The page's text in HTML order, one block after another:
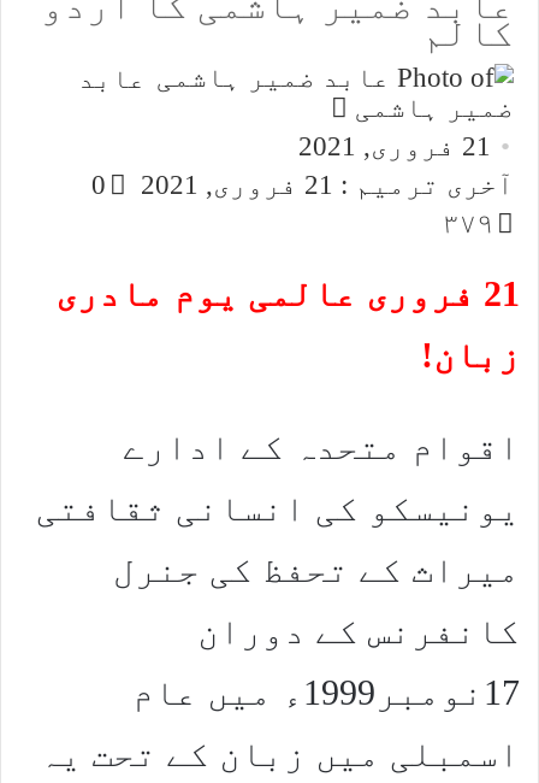
کالم
عابد
ضمیر ہاشمی
an
email
21 فروری, 2021
آخری ترمیم : 21 فروری, 2021
0
۳۷۹
21 فروری عالمی یوم مادری
زبان!
اقوام متحدہ کے ادارے
یونیسکو کی انسانی ثقافتی
میراث کے تحفظ کی جنرل
کانفرنس کے دوران
17نومبر1999ء میں عام
اسمبلی میں زبان کے تحت یہ